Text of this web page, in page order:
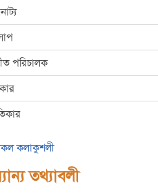
পরিচালক
কলাকুশলী
তথ্যাবলী